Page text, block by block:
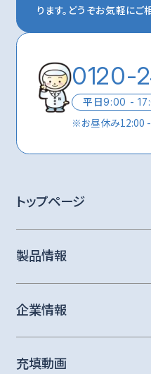
ります。 どうぞお気軽にご
0120-
平日9:00 -
※お昼休み12:00
トップページ
製品情報
企業情報
充填動画